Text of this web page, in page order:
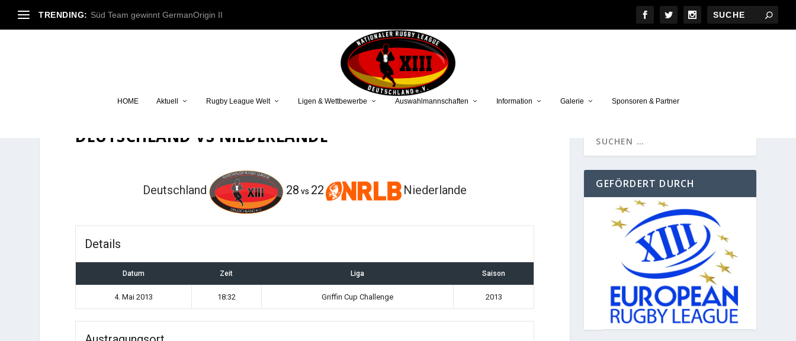
TRENDING: Süd Team gewinnt GermanOrigin II
HOME Aktuell Rugby League Welt Ligen & Wettbewerbe Auswahlmannschaften Information Galerie Sponsoren & Partner
DEUTSCHLAND VS NIEDERLANDE
Deutschland 28 vs 22 Niederlande
Details
Datum Zeit Liga Saison
4. Mai 2013 18:32 Griffin Cup Challenge 2013
GEFÖRDERT DURCH